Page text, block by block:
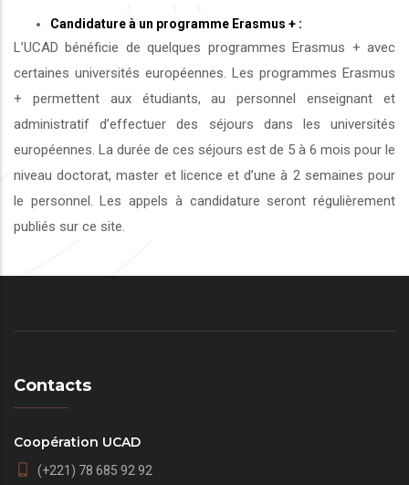
Candidature à un programme Erasmus + :
L’UCAD bénéficie de quelques programmes Erasmus + avec
certaines universités européennes. Les programmes Erasmus
+ permettent aux étudiants, au personnel enseignant et
administratif d’effectuer des séjours dans les universités
européennes. La durée de ces séjours est de 5 à 6 mois pour le
niveau doctorat, master et licence et d’une à 2 semaines pour
le personnel. Les appels à candidature seront régulièrement
publiés sur ce site.
Contacts
Coopération UCAD
(+221) 78 685 92 92